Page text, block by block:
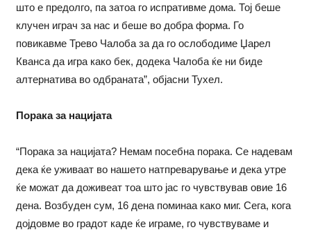
што е предолго, па затоа го испративме дома. Тој беше
клучен играч за нас и беше во добра форма. Го
повикавме Трево Чалоба за да го ослободиме Џарел
Кванса да игра како бек, додека Чалоба ќе ни биде
алтернатива во одбраната”, објасни Тухел.
Порака за нацијата
“Порака за нацијата? Немам посебна порака. Се надевам
дека ќе уживаат во нашето натпреварување и дека утре
ќе можат да доживеат тоа што јас го чувствував овие 16
дена. Возбуден сум, 16 дена поминаа како миг. Сега, кога
дојдовме во градот каде ќе играме, го чувствуваме и